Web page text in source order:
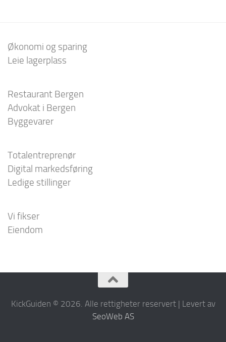
Økonomi og sparing
Leie lagerplass
Restaurant Bergen
Advokat i Bergen
Byggevarer
Totalentreprenør
Digital markedsføring
Ledige stillinger
Vi fikser
Eiendom
KickGuiden © 2026. Alle rettigheter reservert | Levert av
SeoWeb AS